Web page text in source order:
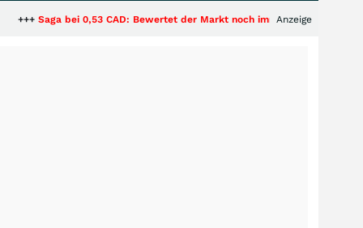
0,53 CAD: Bewertet der Markt noch immer nur die Hälfte der Story?
Anzeige